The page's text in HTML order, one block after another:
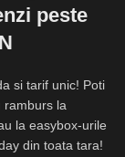
peste
si tarif unic! Poti
ramburs la
la easybox-urile
din toata tara!